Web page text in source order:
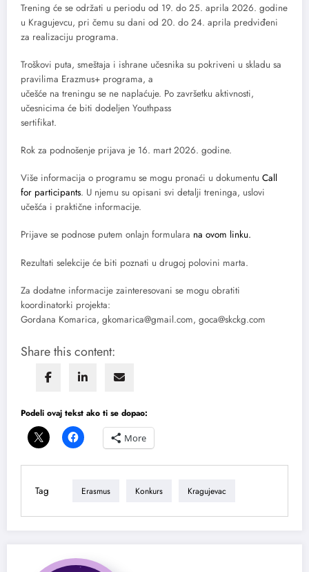
Trening će se održati u periodu od 19. do 25. aprila 2026. godine
u Kragujevcu, pri čemu su dani od 20. do 24. aprila predviđeni
za realizaciju programa.
Troškovi puta, smeštaja i ishrane učesnika su pokriveni u skladu sa
pravilima Erazmus+ programa, a
učešće na treningu se ne naplaćuje. Po završetku aktivnosti,
učesnicima će biti dodeljen Youthpass
sertifikat.
Rok za podnošenje prijava je 16. mart 2026. godine.
Više informacija o programu se mogu pronaći u dokumentu Call
for participants. U njemu su opisani svi detalji treninga, uslovi
učešća i praktične informacije.
Prijave se podnose putem onlajn formulara na ovom linku.
Rezultati selekcije će biti poznati u drugoj polovini marta.
Za dodatne informacije zainteresovani se mogu obratiti
koordinatorki projekta:
Gordana Komarica, gkomarica@gmail.com, goca@skckg.com
Share this content:
Podeli ovaj tekst ako ti se dopao:
More
Tag Erasmus Konkurs Kragujevac